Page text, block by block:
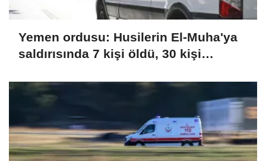
Yemen ordusu: Husilerin El-Muha'ya
saldırısında 7 kişi öldü, 30 kişi